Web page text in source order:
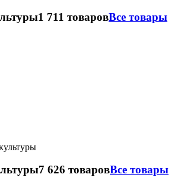
1 711 товаровВсе товары
7 626 товаровВсе товары